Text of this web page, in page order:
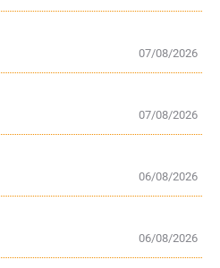
07/08/2026
07/08/2026
06/08/2026
06/08/2026